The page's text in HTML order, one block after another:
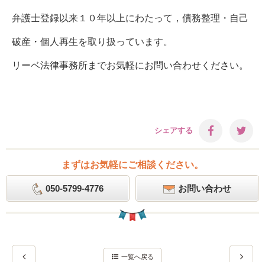
弁護士登録以来１０年以上にわたって，債務整理・自己
破産・個人再生を取り扱っています。
リーベ法律事務所までお気軽にお問い合わせください。
シェアする
まずはお気軽にご相談ください。
050-5799-4776 お問い合わせ
一覧へ戻る